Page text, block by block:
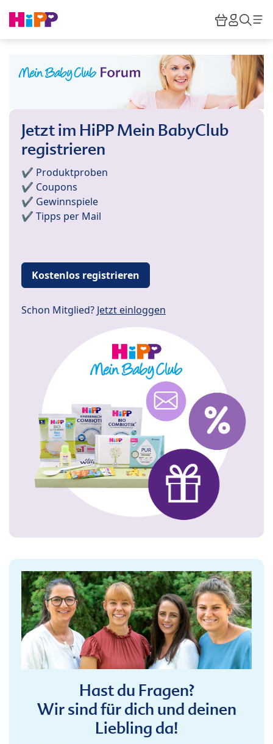
HiPP
Jetzt im HiPP Mein BabyClub
registrieren
✔️ Produktproben
✔️ Coupons
✔️ Gewinnspiele
✔️ Tipps per Mail
Kostenlos registrieren
Schon Mitglied? Jetzt einloggen
Hast du Fragen?
Wir sind für dich und deinen
Liebling da!